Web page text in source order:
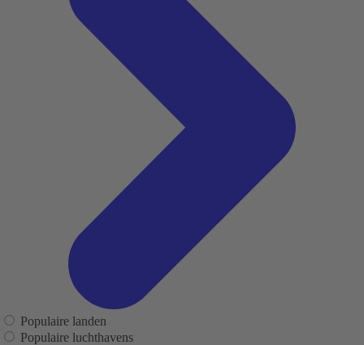
Populaire landen
Populaire luchthavens